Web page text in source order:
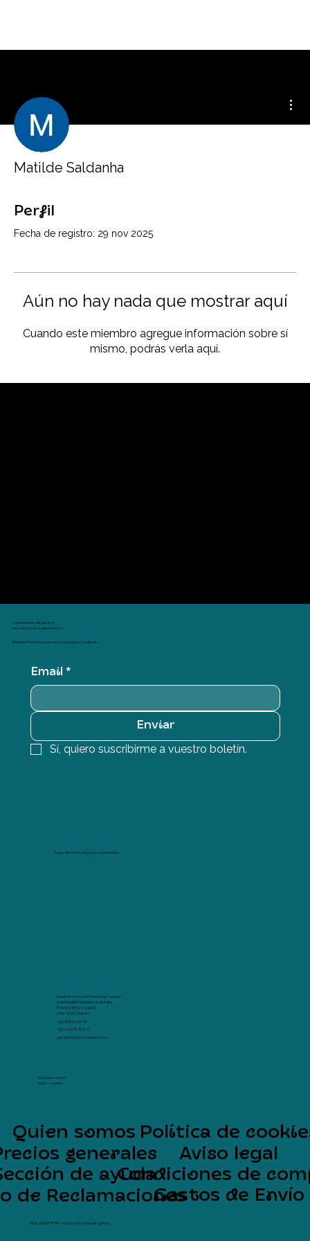
Matilde Saldanha
Perfil
Fecha de registro: 29 nov 2025
Aún no hay nada que mostrar aquí
Cuando este miembro agregue información sobre sí
mismo, podrás verla aquí.
Síguenos en las
redes sociales
Forma parte de nuestra
lista de correos electrónicos.
Recibe ofertas exclusivas y novedades creativas
Email *
Enviar
Sí, quiero suscribirme a vuestro boletín.
Paga de forma segura y conveniente.
Imprimir com Arte Marina de Cascais
Avenida Rei Humberto II de Italia
Parking Terra -1 Loja 8
2750-800 Cascais
+351 939 64 48 57
+351 216 08 88 10
geral@imprimircomarte.com
Quien somos
generales
de ayuda
de Reclamaciones
Política de
Aviso legal
Condiciones de
Gastos de Envío
Sítio oficial PRR: recuperarportugal.gov.pt